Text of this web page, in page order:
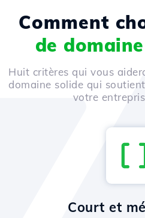
Comment
de domaine
Huit critères qui vous
domaine solide qui
votre
Court et